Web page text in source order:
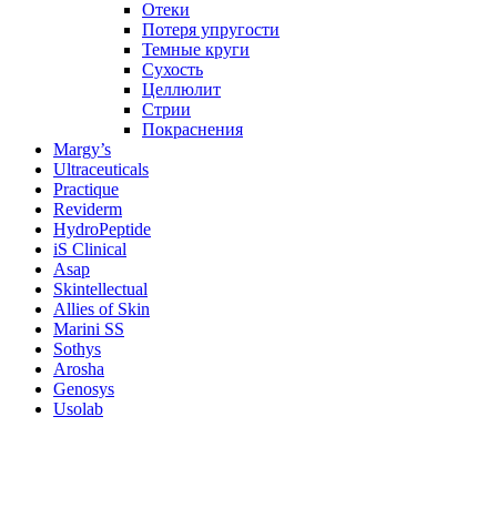
Отеки
Потеря упругости
Темные круги
Сухость
Целлюлит
Стрии
Покраснения
Margy’s
Ultraceuticals
Practique
Reviderm
HydroPeptide
iS Clinical
Asap
Skintellectual
Allies of Skin
Marini SS
Sothys
Arosha
Genosys
Usolab